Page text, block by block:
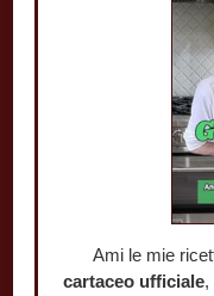
Ami le mie
cartaceo ufficiale,